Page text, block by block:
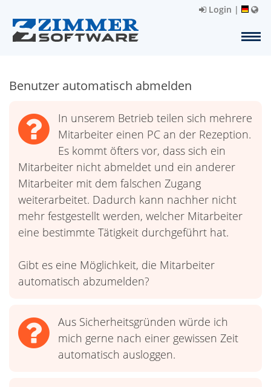
Login |
Benutzer automatisch abmelden
In unserem Betrieb teilen sich mehrere
Mitarbeiter einen PC an der Rezeption.
Es kommt öfters vor, dass sich ein
Mitarbeiter nicht abmeldet und ein anderer
Mitarbeiter mit dem falschen Zugang
weiterarbeitet. Dadurch kann nachher nicht
mehr festgestellt werden, welcher Mitarbeiter
eine bestimmte Tätigkeit durchgeführt hat.
Gibt es eine Möglichkeit, die Mitarbeiter
automatisch abzumelden?
Aus Sicherheitsgründen würde ich
mich gerne nach einer gewissen Zeit
automatisch ausloggen.